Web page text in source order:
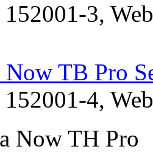
3,
TB Pro
4,
Now TH Pro